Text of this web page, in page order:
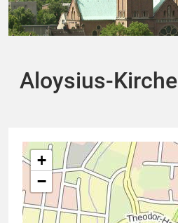
Aloysius-Kirche
+
−